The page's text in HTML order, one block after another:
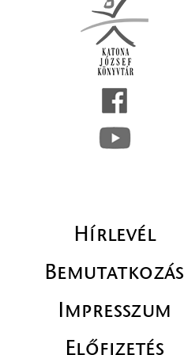
Hírlevél
Bemutatkozás
Impresszum
Előfizetés